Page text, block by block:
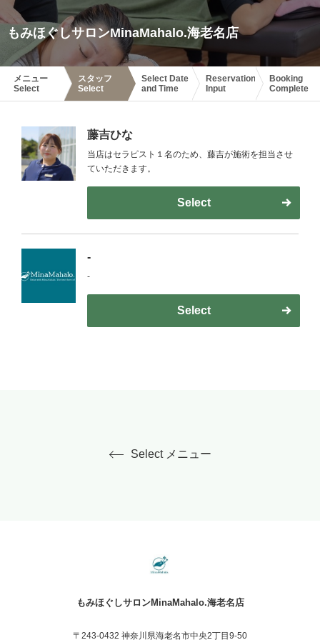
もみほぐしサロンMinaMahalo.海老名店
メニュー
Select
スタッフ
Select
Select Date
and Time
Reservation
Input
Booking
Complete
藤吉ひな
当店はセラピスト１名のため、藤吉が施術を担当させ
ていただきます。
Select
-
-
Select
Select メニュー
もみほぐしサロンMinaMahalo.海老名店
〒243-0432 神奈川県海老名市中央2丁目9-50